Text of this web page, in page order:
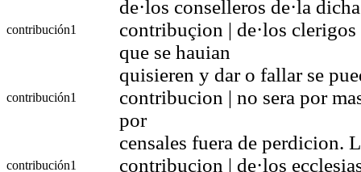
contribución1
de·los conselleros de·la
contribuçion | de·los
que se hauian
contribución1
quisieren y dar o fallar se
contribucion | no sera por
por
contribución1
censales fuera de perdicion.
contribucion | de·los